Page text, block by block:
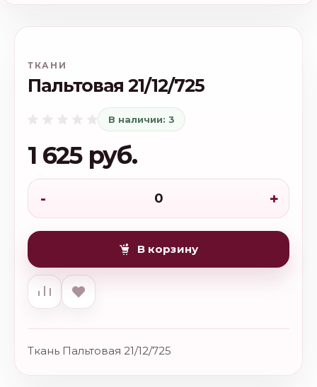
ТКАНИ
Пальтовая 21/12/725
В наличии: 3
1 625 руб.
- +
В корзину
Ткань Пальтовая 21/12/725